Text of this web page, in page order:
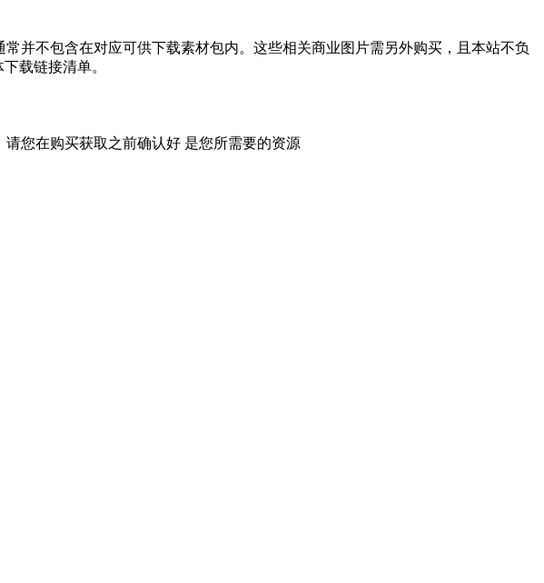
并不包含在对应可供下载素材包内。这些相关商业图片需另外购买，且本站不负
载链接清单。
您在购买获取之前确认好 是您所需要的资源